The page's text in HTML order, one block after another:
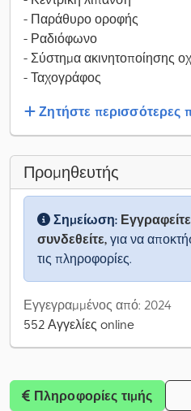
- Παράθυρο οροφής
- Ραδιόφωνο
- Σύστημα ακινητοποίησης
- Ταχογράφος
Ζητήστε περισσότερες
Προμηθευτής
Σημείωση:
συνδεθείτε, για να
τις πληροφορίες.
Εγγεγραμμένος από: 2024
552 Αγγελίες online
Πληροφορίες τιμής